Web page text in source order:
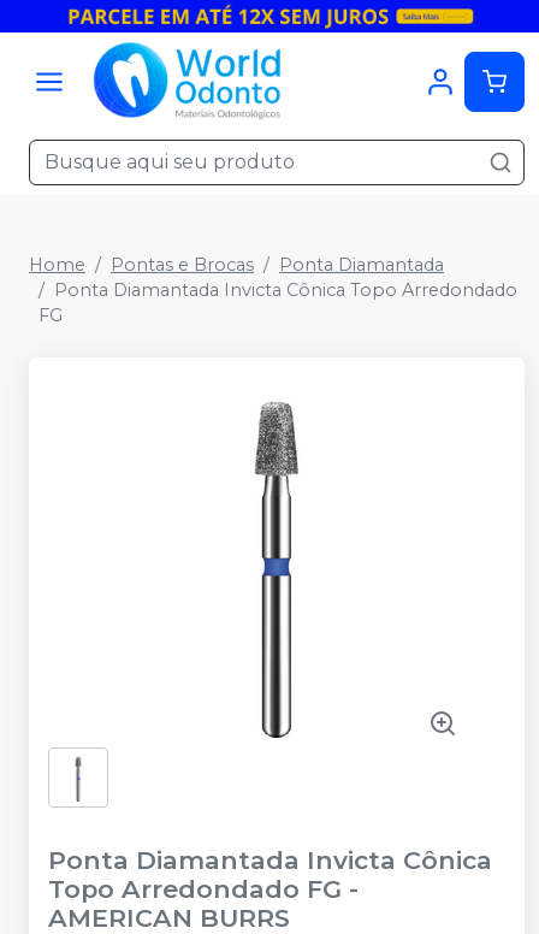
Home Pontas e Brocas
Ponta Diamantada
Ponta Diamantada Invicta Cônica Topo Arredondado
FG
Ponta Diamantada Invicta Cônica
Topo Arredondado FG -
AMERICAN BURRS